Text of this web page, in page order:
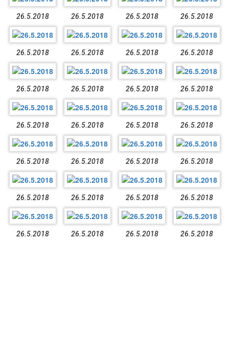
26.5.2018 26.5.2018 26.5.2018 26.5.2018
26.5.2018 26.5.2018 26.5.2018 26.5.2018
26.5.2018 26.5.2018 26.5.2018 26.5.2018
26.5.2018 26.5.2018 26.5.2018 26.5.2018
26.5.2018 26.5.2018 26.5.2018 26.5.2018
26.5.2018 26.5.2018 26.5.2018 26.5.2018
26.5.2018 26.5.2018 26.5.2018 26.5.2018